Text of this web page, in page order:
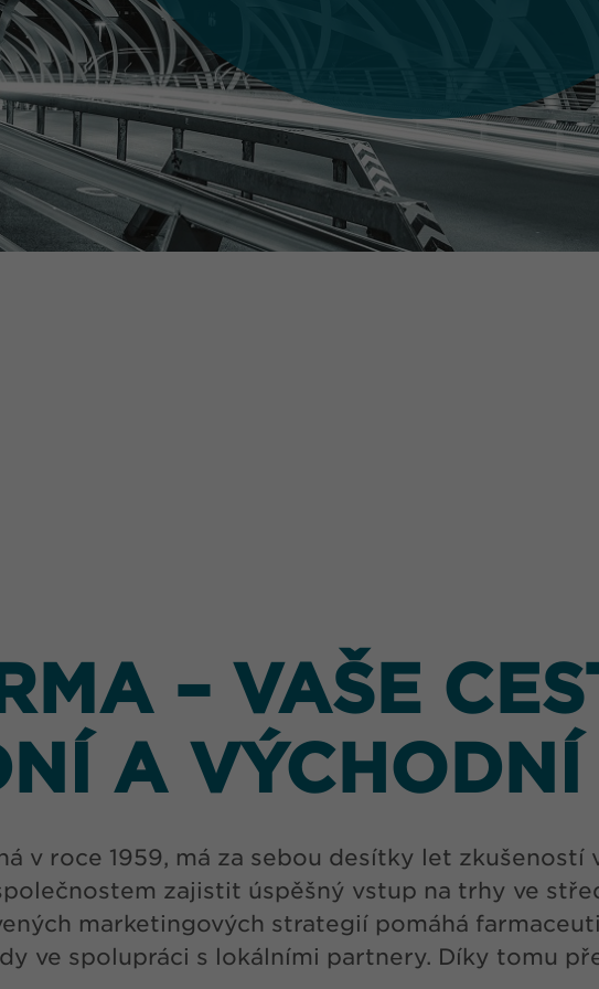
– VAŠE
A
v roce 1959, má za sebou desítky let
zajistit úspěšný vstup na trhy ve
marketingových strategií pomáhá
ve spolupráci s lokálními partnery. Díky tomu